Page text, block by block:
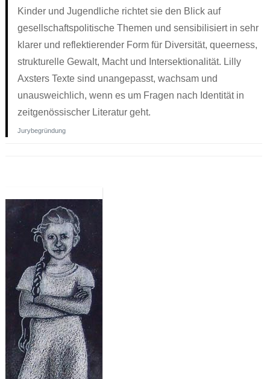
Briefkasten
Versprecher
Aufgeklärt
Stell dir vor
„Teaching gender?“
Artikel & sonstige Texte
Links
Kinder und Jugendliche richtet sie den Blick auf
gesellschaftspolitische Themen und sensibilisiert in sehr
klarer und reflektierender Form für Diversität, queerness,
strukturelle Gewalt, Macht und Intersektionalität. Lilly
Axsters Texte sind unangepasst, wachsam und
unausweichlich, wenn es um Fragen nach Identität in
zeitgenössischer Literatur geht.
Jurybegründung